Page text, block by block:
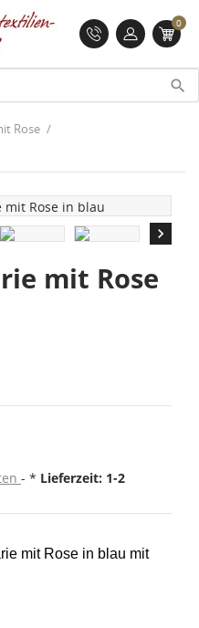
0
search
Rose

mit Rose
* Lieferzeit: 1-2
mit Rose in blau mit